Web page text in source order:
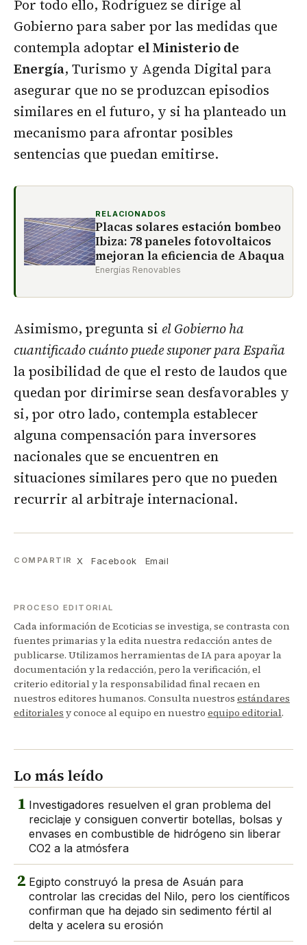
Por todo ello, Rodríguez se dirige al
Gobierno para saber por las medidas que
contempla adoptar el Ministerio de
Energía, Turismo y Agenda Digital para
asegurar que no se produzcan episodios
similares en el futuro, y si ha planteado un
mecanismo para afrontar posibles
sentencias que puedan emitirse.
RELACIONADOS
Placas solares estación bombeo
Ibiza: 78 paneles fotovoltaicos
mejoran la eficiencia de Abaqua
Energías Renovables
Asimismo, pregunta si el Gobierno ha
cuantificado cuánto puede suponer para España
la posibilidad de que el resto de laudos que
quedan por dirimirse sean desfavorables y
si, por otro lado, contempla establecer
alguna compensación para inversores
nacionales que se encuentren en
situaciones similares pero que no pueden
recurrir al arbitraje internacional.
COMPARTIR X Facebook Email
PROCESO EDITORIAL
Cada información de Ecoticias se investiga, se contrasta con
fuentes primarias y la edita nuestra redacción antes de
publicarse. Utilizamos herramientas de IA para apoyar la
documentación y la redacción, pero la verificación, el
criterio editorial y la responsabilidad final recaen en
nuestros editores humanos. Consulta nuestros estándares
editoriales y conoce al equipo en nuestro equipo editorial.
Lo más leído
1 Investigadores resuelven el gran problema del
reciclaje y consiguen convertir botellas, bolsas y
envases en combustible de hidrógeno sin liberar
CO2 a la atmósfera
2 Egipto construyó la presa de Asuán para
controlar las crecidas del Nilo, pero los científicos
confirman que ha dejado sin sedimento fértil al
delta y acelera su erosión